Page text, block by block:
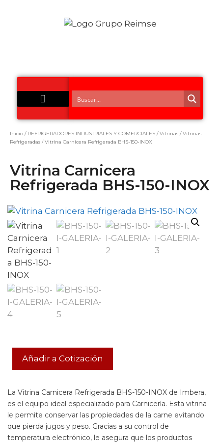
Inicio / REFRIGERADORES INDUSTRIALES Y COMERCIALES /Vitrinas /Vitrinas
Refrigeradas / Vitrina Carnicera Refrigerada BHS-150-INOX
Vitrina Carnicera
Refrigerada BHS-150-INOX
Añadir a Cotización
La Vitrina Carnicera Refrigerada BHS-150-INOX de Imbera,
es el equipo ideal especializado para Carnicería. Esta vitrina
le permite conservar las propiedades de la carne evitando
que pierda jugos y peso. Gracias a su control de
temperatura electrónico, le asegura que los productos